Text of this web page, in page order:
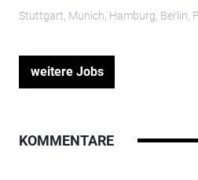
Stuttgart, Munich, Hamburg, Berlin,
weitere Jobs
KOMMENTARE